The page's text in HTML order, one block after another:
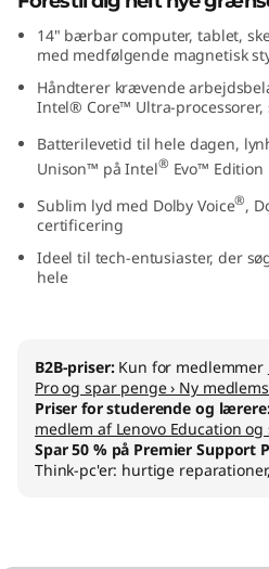
4
e
14" bærbar computer, tablet,
med medfølgende magnetisk
Håndterer krævende
Intel® Core™ Ultra-processorer,
Batterilevetid til hele dagen,
Unison™ på Intel® Evo™ Edition
Sublim lyd med Dolby Voice®,
certificering
Ideel til tech-entusiaster, der
hele
B2B-priser: Kun for medlemmer
Pro og spar penge › Ny
Priser for studerende og
medlem af Lenovo Education og
Spar 50 % på Premier Support
Think-pc'er: hurtige